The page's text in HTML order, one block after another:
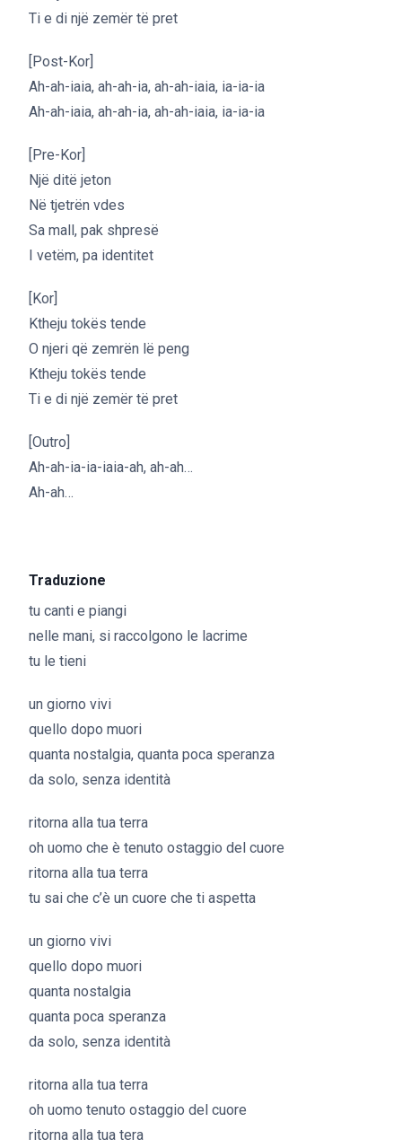
Ti e di një zemër të pret
[Post-Kor]
Ah-ah-iaia, ah-ah-ia, ah-ah-iaia, ia-ia-ia
Ah-ah-iaia, ah-ah-ia, ah-ah-iaia, ia-ia-ia
[Pre-Kor]
Një ditë jeton
Në tjetrën vdes
Sa mall, pak shpresë
I vetëm, pa identitet
[Kor]
Ktheju tokës tende
O njeri që zemrën lë peng
Ktheju tokës tende
Ti e di një zemër të pret
[Outro]
Ah-ah-ia-ia-iaia-ah, ah-ah…
Ah-ah…
Traduzione
tu canti e piangi
nelle mani, si raccolgono le lacrime
tu le tieni
un giorno vivi
quello dopo muori
quanta nostalgia, quanta poca speranza
da solo, senza identità
ritorna alla tua terra
oh uomo che è tenuto ostaggio del cuore
ritorna alla tua terra
tu sai che c’è un cuore che ti aspetta
un giorno vivi
quello dopo muori
quanta nostalgia
quanta poca speranza
da solo, senza identità
ritorna alla tua terra
oh uomo tenuto ostaggio del cuore
ritorna alla tua tera